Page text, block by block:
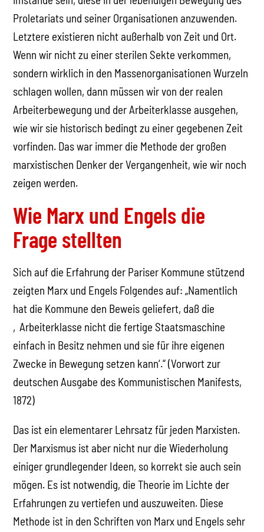
Proletariats und seiner Organisationen anzuwenden.
Letztere existieren nicht außerhalb von Zeit und Ort.
Wenn wir nicht zu einer sterilen Sekte verkommen,
sondern wirklich in den Massenorganisationen Wurzeln
schlagen wollen, dann müssen wir von der realen
Arbeiterbewegung und der Arbeiterklasse ausgehen,
wie wir sie historisch bedingt zu einer gegebenen Zeit
vorfinden. Das war immer die Methode der großen
marxistischen Denker der Vergangenheit, wie wir noch
zeigen werden.
Wie Marx und Engels die
Frage stellten
Sich auf die Erfahrung der Pariser Kommune stützend
zeigten Marx und Engels Folgendes auf: „Namentlich
hat die Kommune den Beweis geliefert, daß die
‚Arbeiterklasse nicht die fertige Staatsmaschine
einfach in Besitz nehmen und sie für ihre eigenen
Zwecke in Bewegung setzen kann‘.“ (Vorwort zur
deutschen Ausgabe des Kommunistischen Manifests,
1872)
Das ist ein elementarer Lehrsatz für jeden Marxisten.
Der Marxismus ist aber nicht nur die Wiederholung
einiger grundlegender Ideen, so korrekt sie auch sein
mögen. Es ist notwendig, die Theorie im Lichte der
Erfahrungen zu vertiefen und auszuweiten. Diese
Methode ist in den Schriften von Marx und Engels sehr